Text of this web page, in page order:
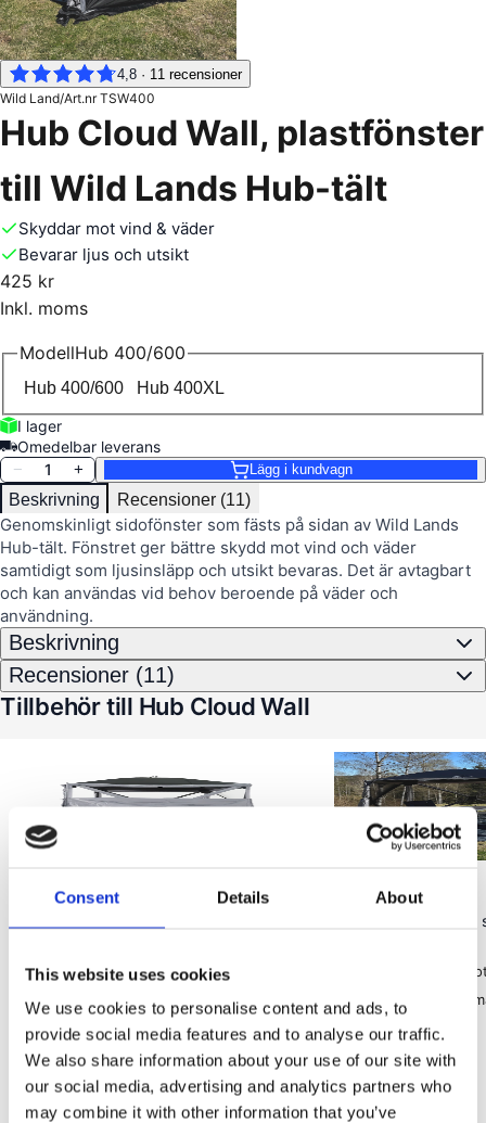
Consent Details About
This website uses cookies
We use cookies to personalise content and ads, to
provide social media features and to analyse our traffic.
We also share information about your use of our site with
our social media, advertising and analytics partners who
may combine it with other information that you’ve
4,8 · 11 recensioner
Wild Land/Art.nr TSW400
Hub Cloud Wall, plastfönster
till Wild Lands Hub-tält
Skyddar mot vind & väder
Bevarar ljus och utsikt
425 kr
Inkl. moms
ModellHub 400/600
Hub 400/600 Hub 400XL
I lager
Omedelbar leverans
−
1 + Lägg i kundvagn
Beskrivning Recensioner (11)
Genomskinligt sidofönster som fästs på sidan av Wild Lands
Hub-tält. Fönstret ger bättre skydd mot vind och väder
samtidigt som ljusinsläpp och utsikt bevaras. Det är avtagbart
och kan användas vid behov beroende på väder och
användning.
Beskrivning
Recensioner (11)
Tillbehör till Hub Cloud Wall
Wild Land
Skyddar mot vind, sol & insyn
Skapar mer avskärmad yta
I lager
Omedelbar leverans
175 kr
175 kr
Wild Land
Tältgolv till Hub-
Skyddar
Ger
I lager
Omedelbar leverans